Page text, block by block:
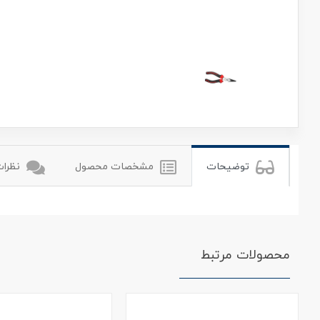
توضیحات مشخصات محصول
محصولات مرتبط